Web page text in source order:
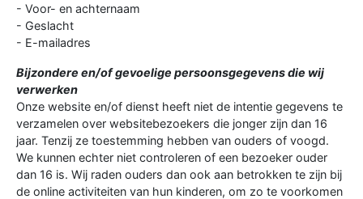
- Voor- en achternaam
- Geslacht
- E-mailadres
Bijzondere en/of gevoelige persoonsgegevens die wij
verwerken
Onze website en/of dienst heeft niet de intentie gegevens te
verzamelen over websitebezoekers die jonger zijn dan 16
jaar. Tenzij ze toestemming hebben van ouders of voogd.
We kunnen echter niet controleren of een bezoeker ouder
dan 16 is. Wij raden ouders dan ook aan betrokken te zijn bij
de online activiteiten van hun kinderen, om zo te voorkomen